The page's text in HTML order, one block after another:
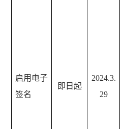
启用电子
签名
即日起
2024.3.
29